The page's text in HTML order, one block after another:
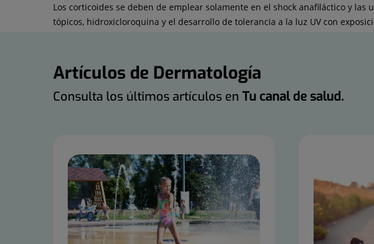
Los corticoides se deben de emplear solamente en el shock anafiláctico y
tópicos, hidroxicloroquina y el desarrollo de tolerancia a la luz UV con
Artículos de Dermatología
Consulta los últimos artículos en Tu canal de salud.